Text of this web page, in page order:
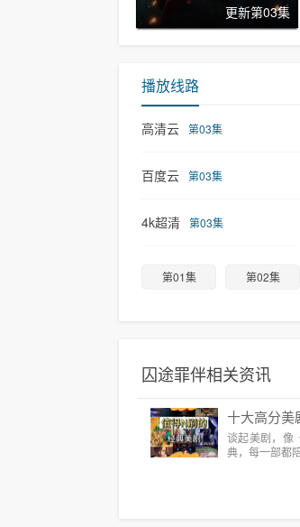
更新第03集
播放线路
高清云 第03集
百度云 第03集
4k超清 第03集
第01集 第02集
囚途罪伴相关资讯
十大高分美
谈起美剧，像
典，每一部都